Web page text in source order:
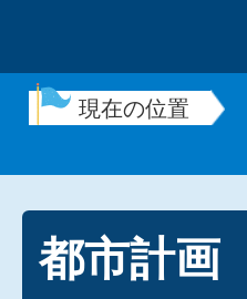
現在の位置
都市計画